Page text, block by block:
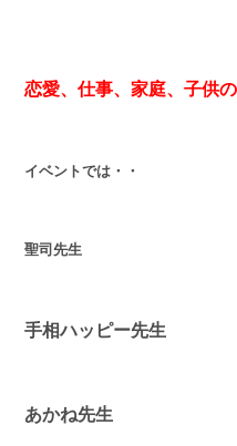
恋愛、仕事、家庭、子供
イベントでは・・
聖司先生
手相ハッピー先生
あかね先生